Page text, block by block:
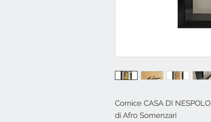
Cornice CASA DI NESPOLO
di Afro Somenzari